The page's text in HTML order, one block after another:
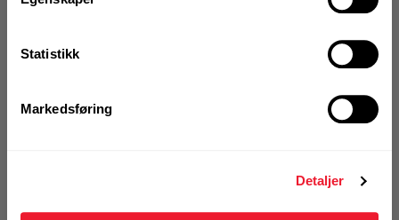
Statistikk
Markedsføring
Detaljer
Logg inn eller
registrer deg for å